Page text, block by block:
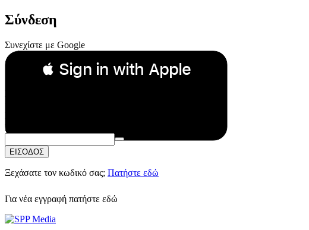
Σύνδεση
Συνεχίστε με Google
 Sign in with Apple
Συνεχίστε με Apple
ή
Email:
Κωδικός Πρόσβασης:
ΕΙΣΟΔΟΣ
Ξεχάσατε τον κωδικό σας; Πατήστε εδώ
Για νέα εγγραφή πατήστε εδώ